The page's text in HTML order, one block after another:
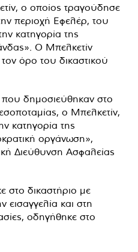
ο οποίος τραγούδησε
περιοχή Εφελέρ, του
κατηγορία της
Ο Μπελκετίν
όρο του δικαστικού
που δημοσιεύθηκαν στο
ο Μπελκετίν,
κατηγορία της
οργάνωση»,
Διεύθυνση Ασφαλείας
στο δικαστήριο με
και στη
οδηγήθηκε στο